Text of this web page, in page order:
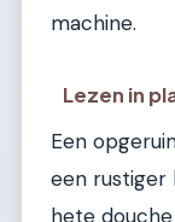
machine.
Lezen in
Een
een rustiger
hete